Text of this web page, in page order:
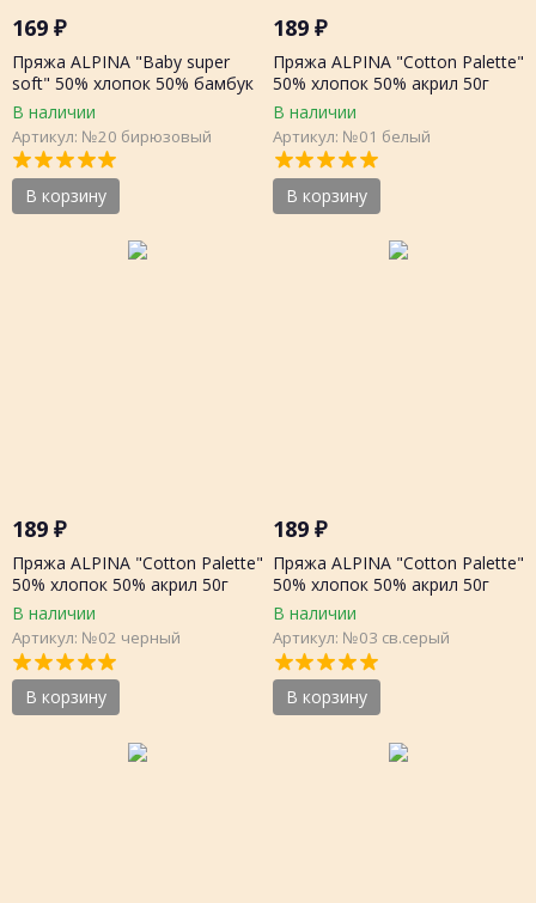
169 ₽
Пряжа ALPINA "Baby super
soft" 50% хлопок 50% бамбук
50г 150 метров, шт.
В наличии
Артикул: №20 бирюзовый
В корзину
189₽
Пряжа ALPINA "Cotton Palette"
50% хлопок 50% акрил 50г
205м, шт.
В наличии
Артикул: №01 белый
В корзину
189 ₽
Пряжа ALPINA "Cotton Palette"
50% хлопок 50% акрил 50г
205м, шт.
В наличии
Артикул: №02 черный
В корзину
189₽
Пряжа ALPINA "Cotton Palette"
50% хлопок 50% акрил 50г
205м, шт.
В наличии
Артикул: №03 св.серый
В корзину